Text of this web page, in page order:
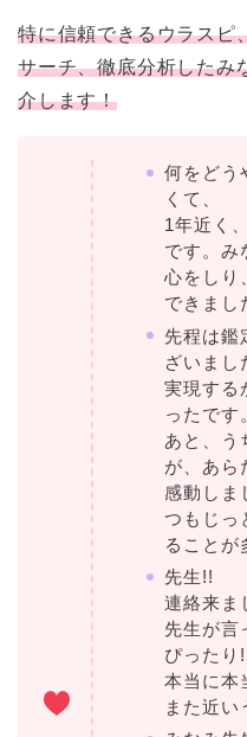
特に信頼できるウラスピ
サーチ、徹底分析したみ
介します！
何をどう
くて、
1年近く
です。み
心をしり
できまし
先程は鑑
ざいまし
実現する
ったです
あと、う
が、あら
感動しま
つもじっ
ることが
先生!!
連絡来ま
先生が言
ぴったり
本当に本
また近い